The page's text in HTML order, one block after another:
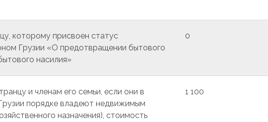
которому присвоен статус
Грузии «О предотвращении бытового
насилия»
0
и членам его семьи, если они в
порядке владеют недвижимым
назначения), стоимость
1 100